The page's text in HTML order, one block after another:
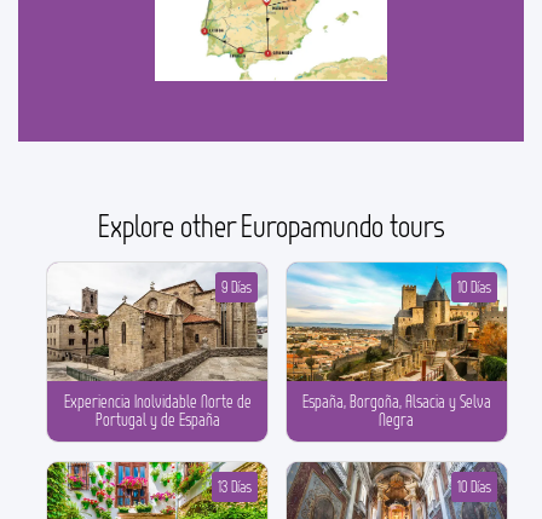
Explore other Europamundo tours
Experiencia Inolvidable Norte de
Portugal y de España
9 Días
España, Borgoña, Alsacia y Selva
Negra
10 Días
13 Días 10 Días